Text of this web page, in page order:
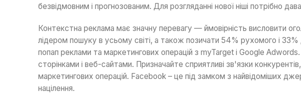
безвідмовним і прогнозованим. Для розгляданні нової ніші потрібно
Контекстна реклама має значну перевагу — ймовірність висловити
лідером пошуку в усьому світі, а також позичати 54% рухомого і 33%
попап реклами та маркетингових операцій з myTarget і Google
сторінками і веб-сайтами. Призначайте сприятливі зв'язки
маркетингових операцій. Facebook – це під замком з найвідоміших
націлення.